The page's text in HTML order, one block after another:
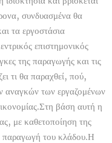
συνδυασμένα θα
τα εργοστάσια
επιστημονικός
της παραγωγής και τις
τι θα παραχθεί, πού,
αναγκών των εργαζομένων
βάση αυτή η
με καθετοποίηση της
παραγωγή του κλάδου.Η